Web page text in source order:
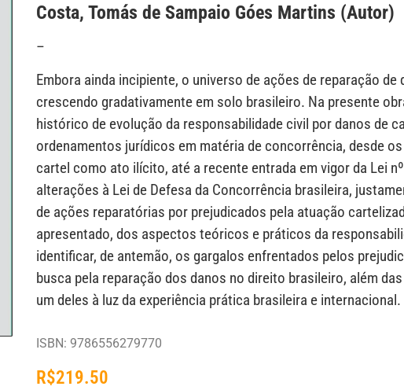
Costa, Tomás de Sampaio Góes Martins (Autor)
–
Embora ainda incipiente, o universo de ações de reparação
crescendo gradativamente em solo brasileiro. Na presente
histórico de evolução da responsabilidade civil por danos de
ordenamentos jurídicos em matéria de concorrência, desde
cartel como ato ilícito, até a recente entrada em vigor da Lei
alterações à Lei de Defesa da Concorrência brasileira,
de ações reparatórias por prejudicados pela atuação
apresentado, dos aspectos teóricos e práticos da
identificar, de antemão, os gargalos enfrentados pelos
busca pela reparação dos danos no direito brasileiro, além
um deles à luz da experiência prática brasileira e internacional.
ISBN: 9786556279770
R$219.50